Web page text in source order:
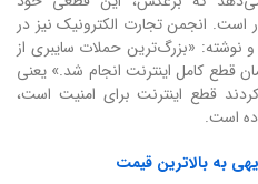
است. انجمن تجارت الکترونیک نیز در
و نوشته: «بزرگ‌ترین حملات سایبری از
قطع کامل اینترنت انجام شد.» یعنی
قطع اینترنت برای امنیت است،
است.
به بالاترین قیمت